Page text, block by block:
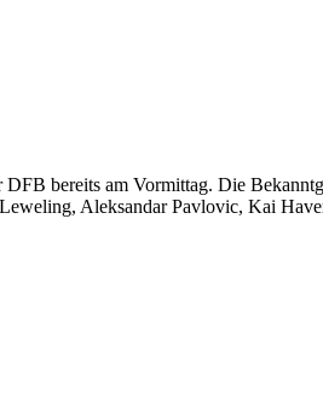
bereits am Vormittag. Die
Aleksandar Pavlovic, Kai